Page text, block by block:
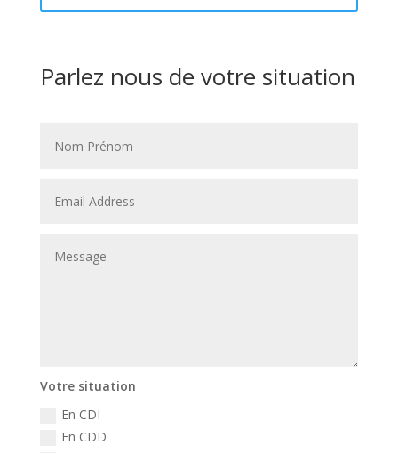
Parlez nous de votre situation
Votre situation
En CDI
En CDD